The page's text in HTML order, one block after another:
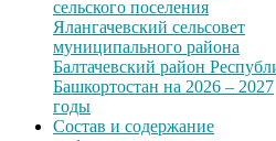
сельского поселения
Ялангачевский сельсовет
муниципального района
Балтачевский район
Башкортостан на 2026 – 2027
годы
Состав и содержание